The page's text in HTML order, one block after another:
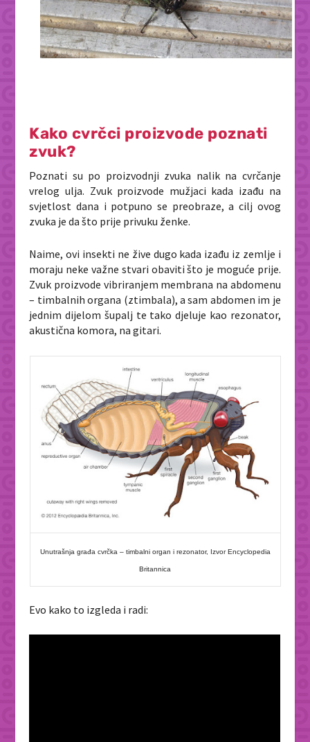
Kako cvrčci proizvode poznati
zvuk?
Poznati su po proizvodnji zvuka nalik na cvrčanje
vrelog ulja. Zvuk proizvode mužjaci kada izađu na
svjetlost dana i potpuno se preobraze, a cilj ovog
zvuka je da što prije privuku ženke.
Naime, ovi insekti ne žive dugo kada izađu iz zemlje i
moraju neke važne stvari obaviti što je moguće prije.
Zvuk proizvode vibriranjem membrana na abdomenu
– timbalnih organa (ztimbala), a sam abdomen im je
jednim dijelom šupalj te tako djeluje kao rezonator,
akustična komora, na gitari.
Unutrašnja građa cvrčka – timbalni organ i rezonator, Izvor Encyclopedia
Britannica
Evo kako to izgleda i radi: